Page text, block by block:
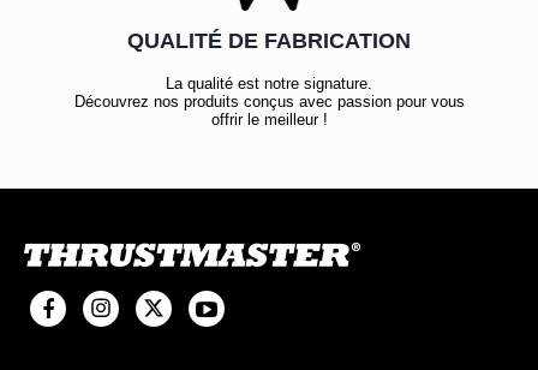
QUALITÉ DE FABRICATION
La qualité est notre signature.
Découvrez nos produits conçus avec passion pour vous
offrir le meilleur !